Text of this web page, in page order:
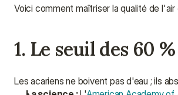
Voici comment maîtriser la qualité de
1. Le seuil des 60
Les acariens ne boivent pas d'eau ; ils